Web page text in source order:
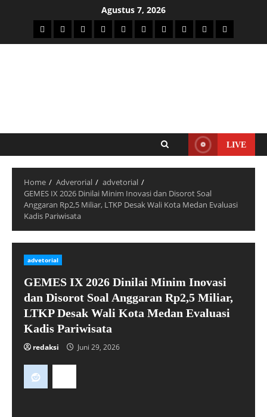
Agustus 7, 2026
LIVE
Home Adverorial
advetorial
GEMES IX 2026 Dinilai Minim Inovasi dan Disorot Soal
Anggaran Rp2,5 Miliar, LTKP Desak Wali Kota Medan Evaluasi
Kadis Pariwisata
advetorial
GEMES IX 2026 Dinilai Minim Inovasi
dan Disorot Soal Anggaran Rp2,5 Miliar,
LTKP Desak Wali Kota Medan Evaluasi
Kadis Pariwisata
redaksi Juni 29, 2026